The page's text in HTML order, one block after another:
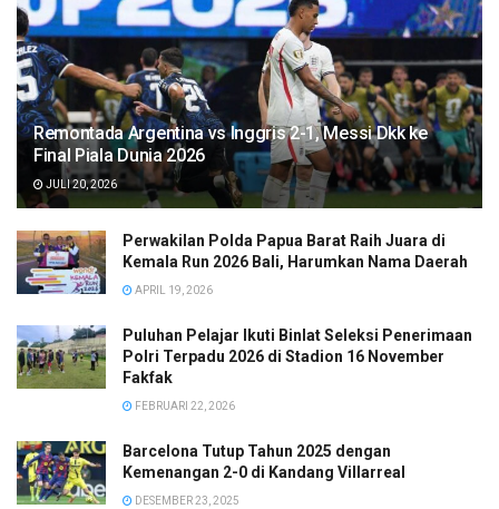
Remontada Argentina vs Inggris 2-1, Messi Dkk ke
Final Piala Dunia 2026
JULI 20, 2026
Perwakilan Polda Papua Barat Raih Juara di
Kemala Run 2026 Bali, Harumkan Nama Daerah
APRIL 19, 2026
Puluhan Pelajar Ikuti Binlat Seleksi Penerimaan
Polri Terpadu 2026 di Stadion 16 November
Fakfak
FEBRUARI 22, 2026
Barcelona Tutup Tahun 2025 dengan
Kemenangan 2-0 di Kandang Villarreal
DESEMBER 23, 2025